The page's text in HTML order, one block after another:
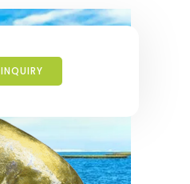
INQUIRY